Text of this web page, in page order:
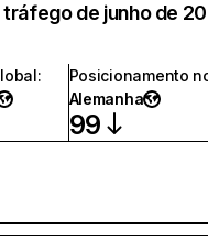
de junho de
:
Posicionamento
Alemanha
99